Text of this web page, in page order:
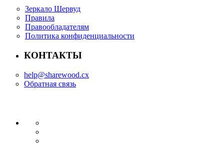
Зеркало Шервуд
Правила
Правообладателям
Политика конфиденциальности
КОНТАКТЫ
help@sharewood.cx
Обратная связь